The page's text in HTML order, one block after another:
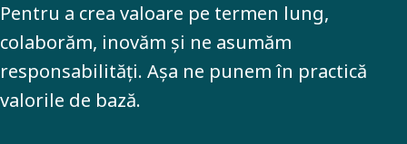
Pentru a crea valoare pe termen lung,
colaborăm, inovăm și ne asumăm
responsabilități. Așa ne punem în practică
valorile de bază.